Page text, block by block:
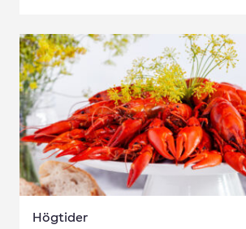
Högtider